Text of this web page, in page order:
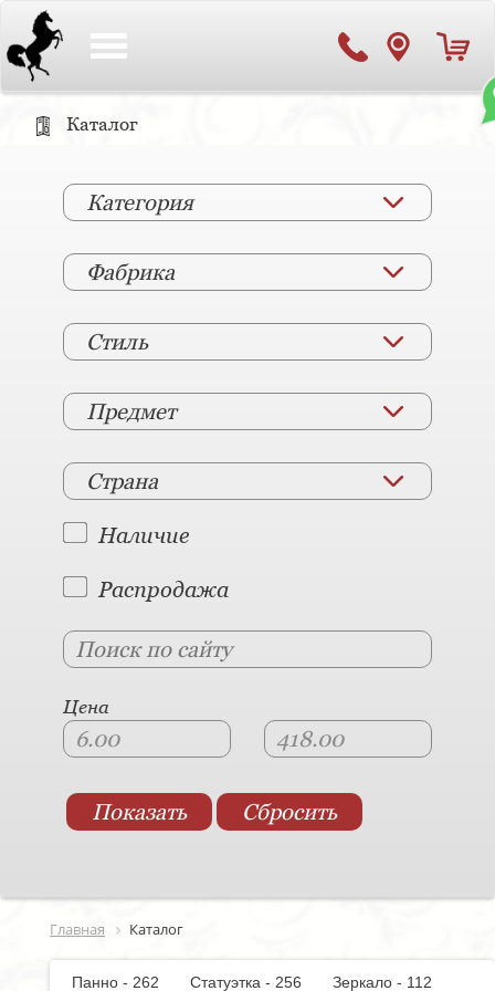
Каталог
Категория
Фабрика
Стиль
Предмет
Страна
Наличие
Распродажа
Цена
Главная Каталог
Панно - 262 Статуэтка - 256
Зеркало - 112